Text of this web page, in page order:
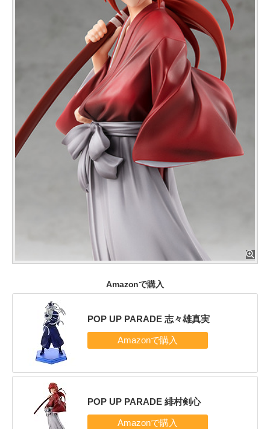
Amazonで購入
POP UP PARADE 志々雄真実
POP UP PARADE 緋村剣心